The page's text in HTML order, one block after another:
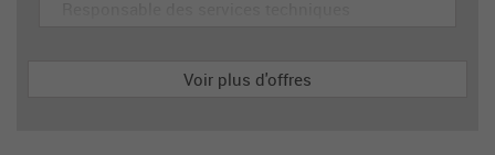
Voir plus d'offres